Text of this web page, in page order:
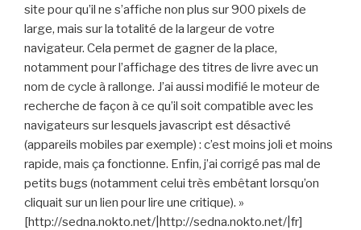
site pour qu’il ne s’affiche non plus sur 900 pixels de
large, mais sur la totalité de la largeur de votre
navigateur. Cela permet de gagner de la place,
notamment pour l’affichage des titres de livre avec un
nom de cycle à rallonge. J’ai aussi modifié le moteur de
recherche de façon à ce qu’il soit compatible avec les
navigateurs sur lesquels javascript est désactivé
(appareils mobiles par exemple) : c’est moins joli et moins
rapide, mais ça fonctionne. Enfin, j’ai corrigé pas mal de
petits bugs (notamment celui très embêtant lorsqu’on
cliquait sur un lien pour lire une critique). »
[http://sedna.nokto.net/|http://sedna.nokto.net/|fr]